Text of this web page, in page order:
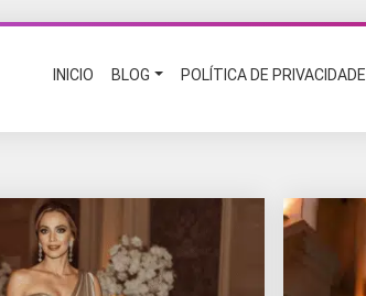
INICIO BLOG POLÍTICA DE PRIVACIDADE